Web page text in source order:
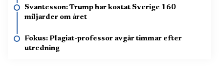
Svantesson: Trump har kostat Sverige 160
miljarder om året
Fokus: Plagiat-professor avgår timmar efter
utredning